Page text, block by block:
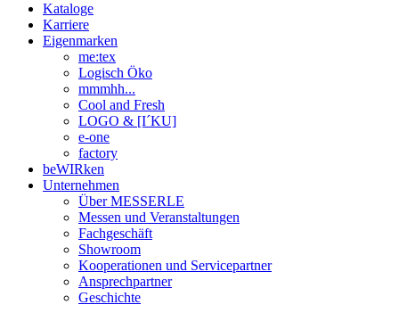
Kataloge
Karriere
Eigenmarken
me:tex
Logisch Öko
mmmhh...
Cool and Fresh
LOGO & [I´KU]
e-one
factory
beWIRken
Unternehmen
Über MESSERLE
Messen und Veranstaltungen
Fachgeschäft
Showroom
Kooperationen und Servicepartner
Ansprechpartner
Geschichte